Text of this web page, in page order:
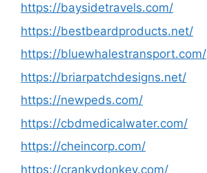
https://baysidetravels.com/
https://bestbeardproducts.net/
https://bluewhalestransport.com/
https://briarpatchdesigns.net/
https://newpeds.com/
https://cbdmedicalwater.com/
https://cheincorp.com/
https://crankydonkey.com/